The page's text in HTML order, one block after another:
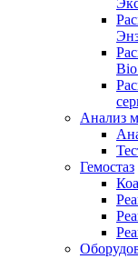
Анализ
Гемостаз